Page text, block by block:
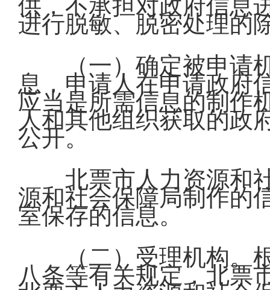
供，不承担对政府信息
进行脱敏、脱密处理的
（一）确定被申请
息，申请人在申请政府
应当是所需信息的制作
人和其他组织获取的政
公开。
北票市人力资源和
源和社会保障局制作的
室保存的信息。
（二）受理机构。
八条等有关规定，北票